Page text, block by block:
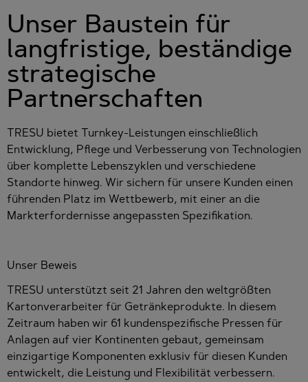
Unser Baustein für
langfristige, beständige
strategische
Partnerschaften
TRESU bietet Turnkey-Leistungen einschließlich
Entwicklung, Pflege und Verbesserung von Technologien
über komplette Lebenszyklen und verschiedene
Standorte hinweg. Wir sichern für unsere Kunden einen
führenden Platz im Wettbewerb, mit einer an die
Markterfordernisse angepassten Spezifikation.
Unser Beweis
TRESU unterstützt seit 21 Jahren den weltgrößten
Kartonverarbeiter für Getränkeprodukte. In diesem
Zeitraum haben wir 61 kundenspezifische Pressen für
Anlagen auf vier Kontinenten gebaut, gemeinsam
einzigartige Komponenten exklusiv für diesen Kunden
entwickelt, die Leistung und Flexibilität verbessern.